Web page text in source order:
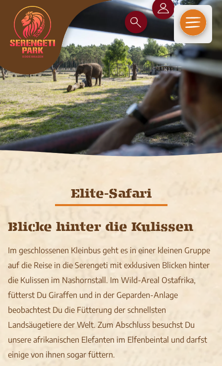
Open
Elite-Safari
Blicke hinter die Kulissen
Im geschlossenen Kleinbus geht es in einer kleinen Gruppe
auf die Reise in die Serengeti mit exklusiven Blicken hinter
die Kulissen im Nashornstall. Im Wild-Areal Ostafrika,
fütterst Du Giraffen und in der Geparden-Anlage
beobachtest Du die Fütterung der schnellsten
Landsäugetiere der Welt. Zum Abschluss besuchst Du
unsere afrikanischen Elefanten im Elfenbeintal und darfst
einige von ihnen sogar füttern.